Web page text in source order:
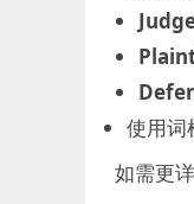
使用词
如需更